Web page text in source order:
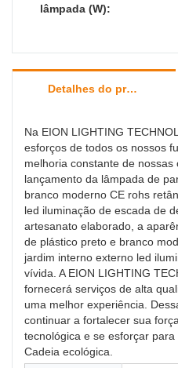
lâmpada (W):
Detalhes do produto
Na EION LIGHTING
esforços de todos os nossos
melhoria constante de
lançamento da lâmpada de
branco moderno CE rohs
led iluminação de escada de
artesanato elaborado, a
de plástico preto e branco
jardim interno externo led
vívida. A EION LIGHTING
fornecerá serviços de alta
uma melhor experiência.
continuar a fortalecer sua
tecnológica e se esforçar
Cadeia ecológica.